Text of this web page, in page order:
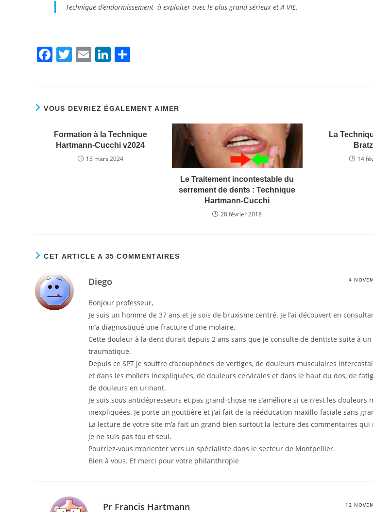
Technique d’endormissement à exploiter avec le plus grand sérieux et A VIE.
F
e
b
o
o
T
er
E
l
Li
e
dI
n
g
er
VOUS DEVRIEZ ÉGALEMENT AIMER
Formation à la Technique
Hartmann-Cucchi v2024
13 mars 2024
Le Traitement incontestable du
serrement de dents : Technique
Hartmann-Cucchi
28 février 2018
La
14
CET ARTICLE A 35 COMMENTAIRES
Diego 4
Bonjour professeur,
Je suis un homme de 37 ans et je sois de bruxisme centré. Je l’ai découvert en
m’a diagnostiqué une fracture d’une molaire.
Cette douleur à la dent durait depuis 2 ans sans que je consulte de dentiste suite à
traumatique.
Depuis ce SPT je souffre d’acouphènes de vertiges, de douleurs musculaires
et dans les mollets inexpliquées, de douleurs cervicales et dans le haut du dos, de
de douleurs en urinant.
Je suis sous antidépresseurs et pas grand-chose ne s’améliore si ce n’est les douleurs
inexpliquées. Je porte un gouttière et j’ai fait de la rééducation maxillo-faciale sans
La lecture de votre site m’a fait un grand bien surtout la lecture des commentaires
je ne suis pas fou et seul.
Pourriez-vous m’orienter vers un spécialiste dans le secteur de Montpellier.
Bien à vous. Et merci pour votre philanthropie
Pr Francis Hartmann 12